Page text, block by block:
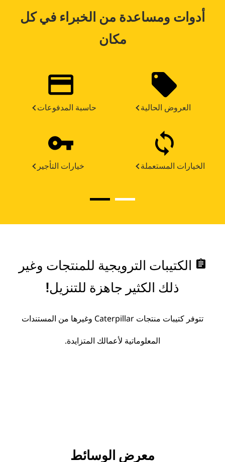
أدوات ومساعدة من الخبراء في كل
مكان
حاسبة المدفوعات العروض الحالية
خيارات التأجير الخيارات المستعملة
assignment الكتيبات الترويجية للمنتجات وغير
ذلك الكثير جاهزة للتنزيل!
تتوفر كتيبات منتجات Caterpillar وغيرها من المستندات
المعلوماتية لأعمالك المتزايدة.
معرض الوسائط